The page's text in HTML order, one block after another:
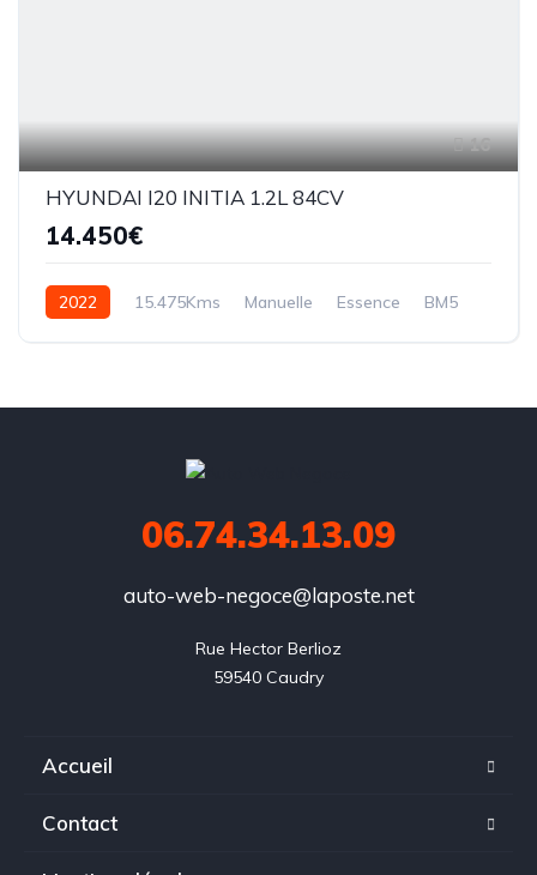
16
HYUNDAI I20 INITIA 1.2L 84CV
14.450€
2022 15.475Kms Manuelle Essence BM5
06.74.34.13.09
auto-web-negoce@laposte.net
Rue Hector Berlioz
59540 Caudry
Accueil
Contact